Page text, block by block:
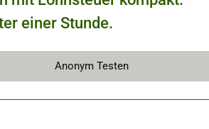
einer Stunde.
Anonym Testen